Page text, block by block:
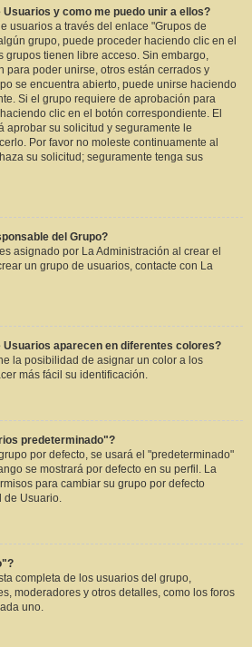
y como me puedo unir a ellos?
usuarios a través del enlace "Grupos de
grupo, puede proceder haciendo clic en el
grupos tienen libre acceso. Sin embargo,
para poder unirse, otros están cerrados y
se encuentra abierto, puede unirse haciendo
Si el grupo requiere de aprobación para
clic en el botón correspondiente. El
aprobar su solicitud y seguramente le
Por favor no moleste continuamente al
su solicitud; seguramente tenga sus
del Grupo?
asignado por La Administración al crear el
un grupo de usuarios, contacte con La
Usuarios aparecen en diferentes colores?
la posibilidad de asignar un color a los
más fácil su identificación.
predeterminado"?
por defecto, se usará el "predeterminado"
se mostrará por defecto en su perfil. La
para cambiar su grupo por defecto
de Usuario.
completa de los usuarios del grupo,
moderadores y otros detalles, como los foros
uno.